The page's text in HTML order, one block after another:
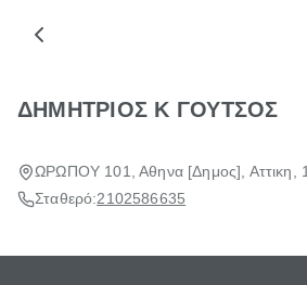
ΔΗΜΗΤΡΙΟΣ Κ ΓΟΥΤΣΟΣ
ΩΡΩΠΟΥ 101, Αθηνα [Δημος], Αττικη,
Σταθερό:2102586635